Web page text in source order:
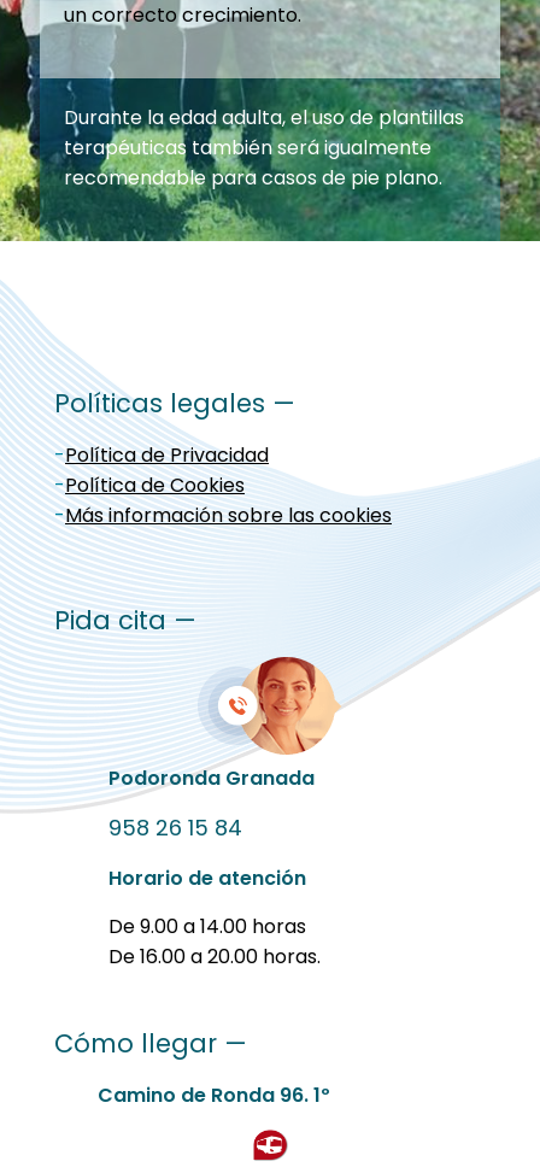
un correcto crecimiento.
Durante la edad adulta, el uso de plantillas
terapéuticas también será igualmente
recomendable para casos de pie plano.
Políticas legales —
-Política de Privacidad
-Política de Cookies
-Más información sobre las cookies
Pida cita —
Podoronda Granada
958 26 15 84
Horario de atención
De 9.00 a 14.00 horas
De 16.00 a 20.00 horas.
Cómo llegar —
Camino de Ronda 96. 1º